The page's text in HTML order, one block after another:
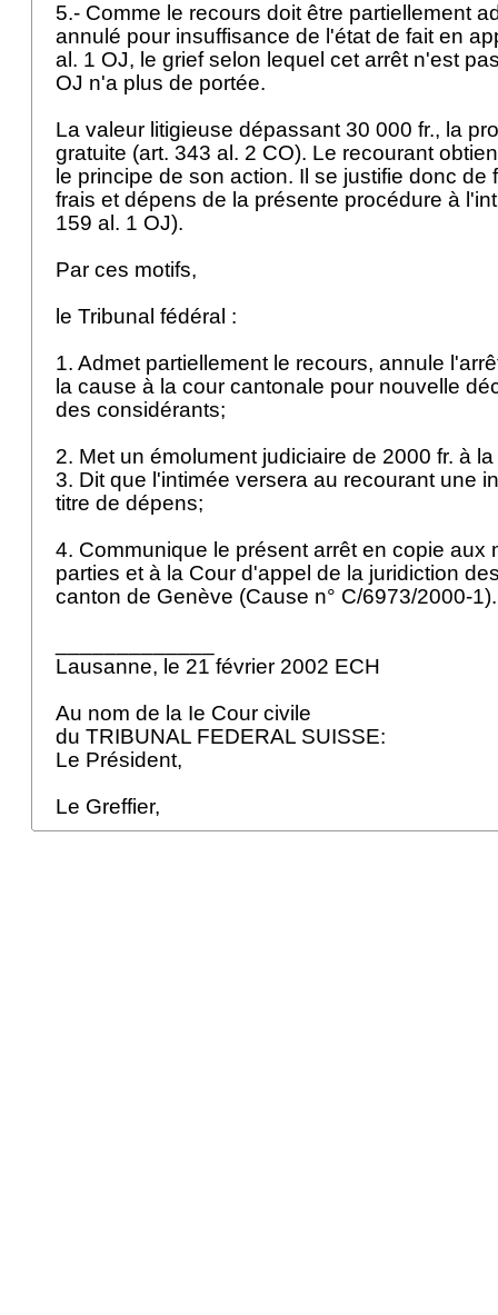
5.- Comme le recours doit être partiellement
annulé pour insuffisance de l'état de fait en
al. 1 OJ, le grief selon lequel cet arrêt n'est
OJ n'a plus de portée.
La valeur litigieuse dépassant 30 000 fr., la
gratuite (art. 343 al. 2 CO). Le recourant
le principe de son action. Il se justifie donc de
frais et dépens de la présente procédure à
159 al. 1 OJ).
Par ces motifs,
le Tribunal fédéral :
1. Admet partiellement le recours, annule
la cause à la cour cantonale pour nouvelle
des considérants;
2. Met un émolument judiciaire de 2000 fr. à
3. Dit que l'intimée versera au recourant une
titre de dépens;
4. Communique le présent arrêt en copie aux
parties et à la Cour d'appel de la juridiction
canton de Genève (Cause n° C/6973/2000-
Lausanne, le 21 février 2002 ECH
Au nom de la Ie Cour civile
du TRIBUNAL FEDERAL SUISSE:
Le Président,
Le Greffier,